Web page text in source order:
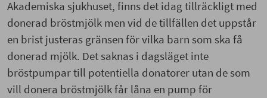
Akademiska sjukhuset, finns det idag tillräckligt med
donerad bröstmjölk men vid de tillfällen det uppstår
en brist justeras gränsen för vilka barn som ska få
donerad mjölk. Det saknas i dagsläget inte
bröstpumpar till potentiella donatorer utan de som
vill donera bröstmjölk får låna en pump för